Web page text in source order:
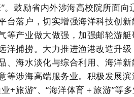
。鼓励省内外涉海高校院所面
台落户，切实增强海洋科技创
等产业做大做强，加强邮轮游
洋捕捞。大力推进渔港改造升
、海水淡化与综合利用、海洋
等涉海高端服务业。积极发展
+旅游”、“海洋体育＋旅游”